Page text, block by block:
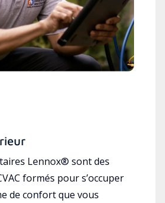
Lennox® sont des
formés pour s’occuper
de confort que vous